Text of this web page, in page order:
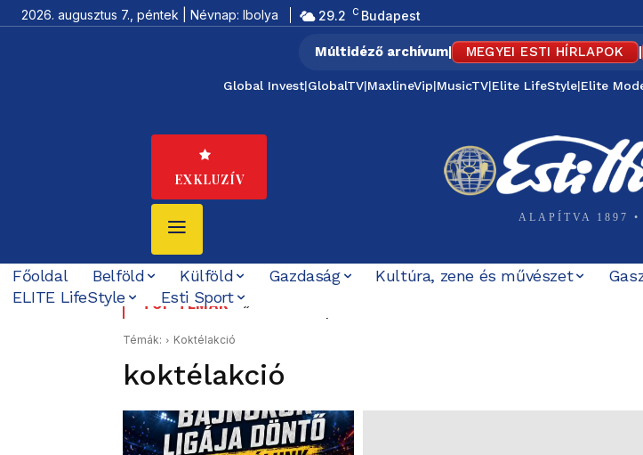
2026. augusztus 7., péntek | Névnap: Ibolya 29.2 C Budapest
Múltidéző archívum| MEGYEI ESTI HÍRLAPOK |
Global Invest|GlobalTV|MaxlineVip|MusicTV|Elite LifeStyle|Elite
EXKLUZÍV
ALAPÍTVA 1897 •
Főoldal Belföld Külföld Gazdaság Kultúra, zene és művészet
ELITE LifeStyle
Esti Sport
TOP TÉMÁK
„Felidézi a dicstelen múltat” – a MÚOSZ szerint sem volt
küldött jelzése
Témák: Koktélakció
koktélakció